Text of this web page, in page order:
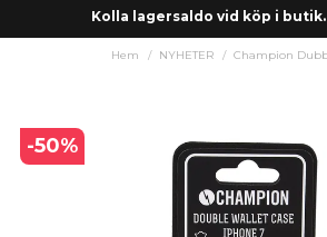
Kolla lagersaldo vid köp i
Hem NYHETER Champion
-50%